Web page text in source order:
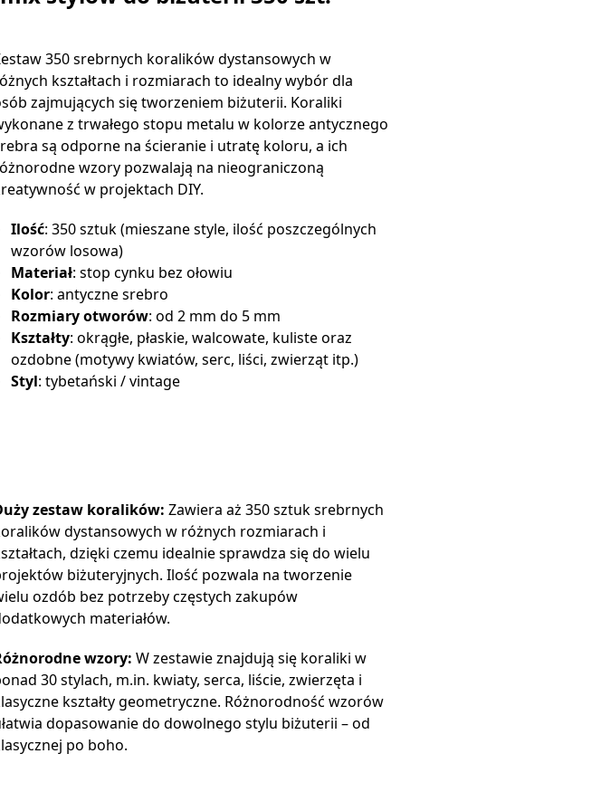
350 srebrnych koralików dystansowych w
kształtach i rozmiarach to idealny wybór dla
zajmujących się tworzeniem biżuterii. Koraliki
z trwałego stopu metalu w kolorze antycznego
są odporne na ścieranie i utratę koloru, a ich
wzory pozwalają na nieograniczoną
w projektach DIY.
Ilość: 350 sztuk (mieszane style, ilość poszczególnych
wzorów losowa)
Materiał: stop cynku bez ołowiu
Kolor: antyczne srebro
Rozmiary otworów: od 2 mm do 5 mm
Kształty: okrągłe, płaskie, walcowate, kuliste oraz
ozdobne (motywy kwiatów, serc, liści, zwierząt itp.)
Styl: tybetański / vintage
zestaw koralików: Zawiera aż 350 sztuk srebrnych
dystansowych w różnych rozmiarach i
dzięki czemu idealnie sprawdza się do wielu
biżuteryjnych. Ilość pozwala na tworzenie
ozdób bez potrzeby częstych zakupów
materiałów.
wzory: W zestawie znajdują się koraliki w
30 stylach, m.in. kwiaty, serca, liście, zwierzęta i
kształty geometryczne. Różnorodność wzorów
dopasowanie do dowolnego stylu biżuterii – od
po boho.